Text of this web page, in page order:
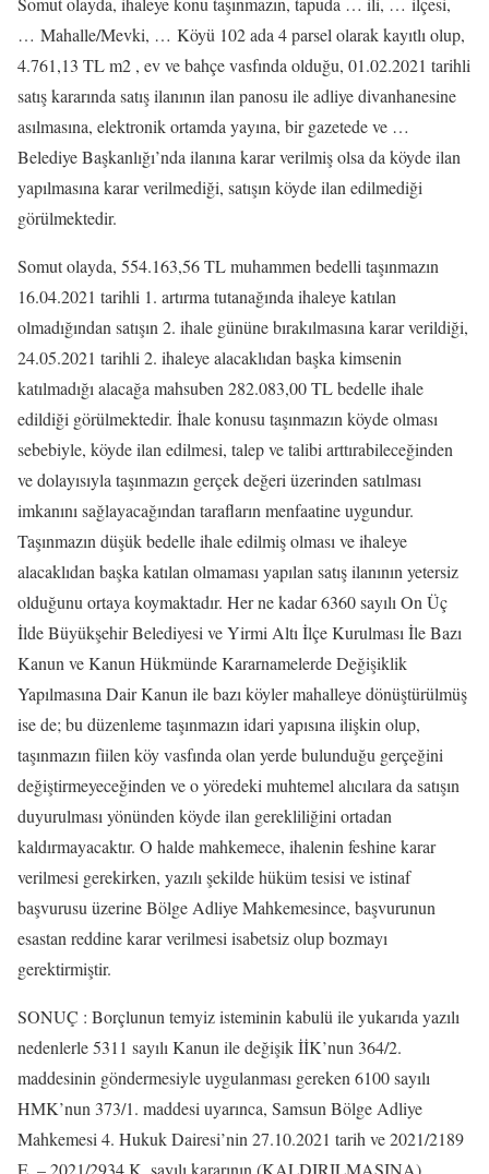
… Mahalle/Mevki, … Köyü 102 ada 4 parsel olarak kayıtlı olup,
4.761,13 TL m2 , ev ve bahçe vasfında olduğu, 01.02.2021 tarihli
satış kararında satış ilanının ilan panosu ile adliye divanhanesine
asılmasına, elektronik ortamda yayına, bir gazetede ve …
Belediye Başkanlığı’nda ilanına karar verilmiş olsa da köyde ilan
yapılmasına karar verilmediği, satışın köyde ilan edilmediği
görülmektedir.
Somut olayda, 554.163,56 TL muhammen bedelli taşınmazın
16.04.2021 tarihli 1. artırma tutanağında ihaleye katılan
olmadığından satışın 2. ihale gününe bırakılmasına karar verildiği,
24.05.2021 tarihli 2. ihaleye alacaklıdan başka kimsenin
katılmadığı alacağa mahsuben 282.083,00 TL bedelle ihale
edildiği görülmektedir. İhale konusu taşınmazın köyde olması
sebebiyle, köyde ilan edilmesi, talep ve talibi arttırabileceğinden
ve dolayısıyla taşınmazın gerçek değeri üzerinden satılması
imkanını sağlayacağından tarafların menfaatine uygundur.
Taşınmazın düşük bedelle ihale edilmiş olması ve ihaleye
alacaklıdan başka katılan olmaması yapılan satış ilanının yetersiz
olduğunu ortaya koymaktadır. Her ne kadar 6360 sayılı On Üç
İlde Büyükşehir Belediyesi ve Yirmi Altı İlçe Kurulması İle Bazı
Kanun ve Kanun Hükmünde Kararnamelerde Değişiklik
Yapılmasına Dair Kanun ile bazı köyler mahalleye dönüştürülmüş
ise de; bu düzenleme taşınmazın idari yapısına ilişkin olup,
taşınmazın fiilen köy vasfında olan yerde bulunduğu gerçeğini
değiştirmeyeceğinden ve o yöredeki muhtemel alıcılara da satışın
duyurulması yönünden köyde ilan gerekliliğini ortadan
kaldırmayacaktır. O halde mahkemece, ihalenin feshine karar
verilmesi gerekirken, yazılı şekilde hüküm tesisi ve istinaf
başvurusu üzerine Bölge Adliye Mahkemesince, başvurunun
esastan reddine karar verilmesi isabetsiz olup bozmayı
gerektirmiştir.
SONUÇ : Borçlunun temyiz isteminin kabulü ile yukarıda yazılı
nedenlerle 5311 sayılı Kanun ile değişik İİK’nun 364/2.
maddesinin göndermesiyle uygulanması gereken 6100 sayılı
HMK’nun 373/1. maddesi uyarınca, Samsun Bölge Adliye
Mahkemesi 4. Hukuk Dairesi’nin 27.10.2021 tarih ve 2021/2189
E. – 2021/2934 K. sayılı kararının (KALDIRILMASINA),